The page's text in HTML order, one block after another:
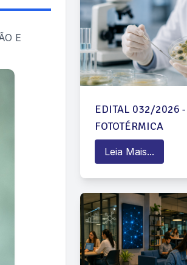
E
EDITAL 032/2026 -
FOTOTÉRMICA
Leia Mais...